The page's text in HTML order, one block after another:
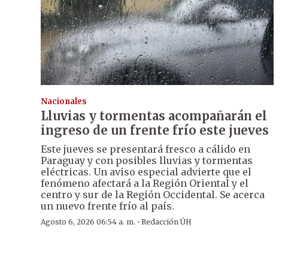
Nacionales
Lluvias y tormentas acompañarán el
ingreso de un frente frío este jueves
Este jueves se presentará fresco a cálido en
Paraguay y con posibles lluvias y tormentas
eléctricas. Un aviso especial advierte que el
fenómeno afectará a la Región Oriental y el
centro y sur de la Región Occidental. Se acerca
un nuevo frente frío al país.
Agosto 6, 2026 06:54 a. m. · Redacción ÚH